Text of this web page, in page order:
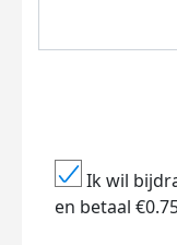
Ik wil
en betaal